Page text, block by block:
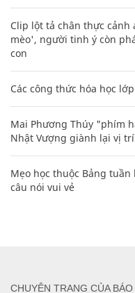
Clip lột tả chân thực
mèo', người tinh ý còn
con
Các công thức hóa học
Mai Phương Thúy "phím
Nhật Vượng giành lại vị
Mẹo học thuộc Bảng
câu nói vui vẻ
CHUYÊN TRANG CỦA BÁO